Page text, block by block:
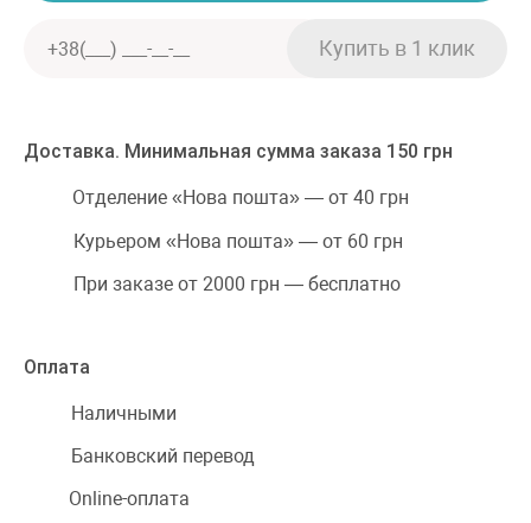
Доставка. Минимальная сумма заказа 150 грн
Отделение «Нова пошта» — от 40 грн
Курьером «Нова пошта» — от 60 грн
При заказе от 2000 грн — бесплатно
Оплата
Наличными
Банковский перевод
Online-оплата